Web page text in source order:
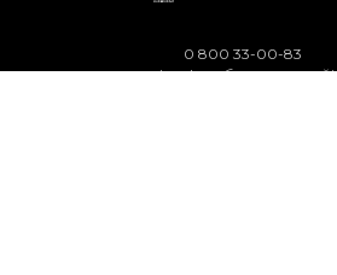
0 800 33-00-83
(дзвінок безкоштовний)